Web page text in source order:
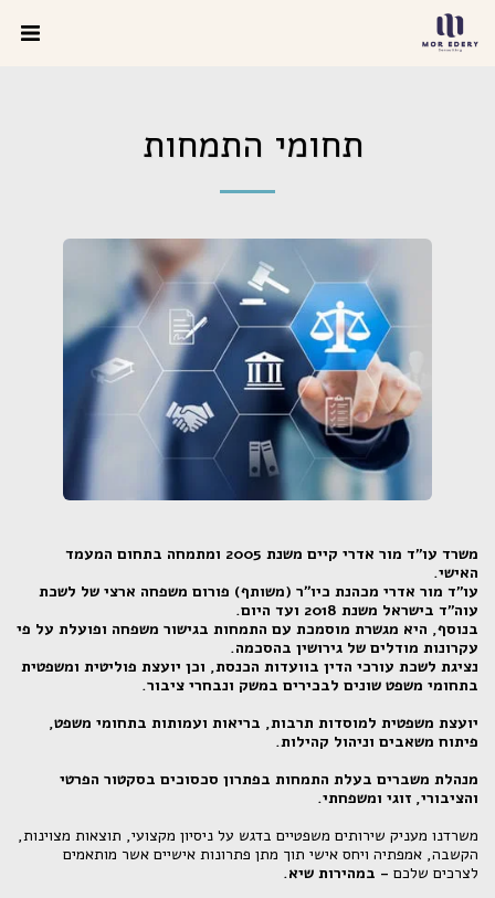
תחומי התמחות
משרד עו"ד מור אדרי קיים משנת 2005 ומתמחה בתחום המעמד
האישי.
עו"ד מור אדרי מכהנת כיו״ר (משותף) פורום משפחה ארצי של לשכת
עוה"ד בישראל משנת 2018 ועד היום.
בנוסף, היא מגשרת מוסמכת עם התמחות בגישור משפחה ופועלת על פי
עקרונות מודלים של גירושין בהסכמה.
נציגת לשכת עורכי הדין בוועדות הכנסת, וכן יועצת פוליטית ומשפטית
בתחומי משפט שונים לבכירים במשק ונבחרי ציבור.
יועצת משפטית למוסדות תרבות, בריאות ועמותות בתחומי משפט,
פיתוח משאבים וניהול קהילות.
מנהלת משברים בעלת התמחות בפתרון סכסוכים בסקטור הפרטי
והציבורי, זוגי ומשפחתי.
משרדנו מעניק שירותים משפטיים בדגש על ניסיון מקצועי, תוצאות מצוינות,
הקשבה, אמפתיה ויחס אישי תוך מתן פתרונות אישיים אשר מותאמים
לצרכים שלכם - במהירות שיא.